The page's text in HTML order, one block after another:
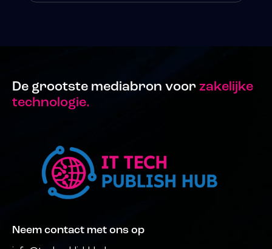
De grootste mediabron voor zakelijke
technologie.
Neem contact met ons op